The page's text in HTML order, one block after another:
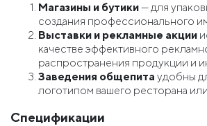
Магазины и бутики— для
создания профессионального
Выставки и рекламные акции
качестве эффективного
распространения продукции и
Заведения общепита удобны
логотипом вашего ресторана
Спецификации